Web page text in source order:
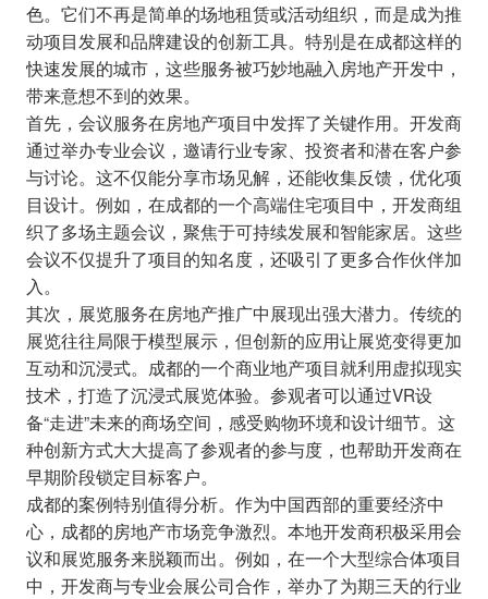
色。它们不再是简单的场地租赁或活动组织，而是成为推
动项目发展和品牌建设的创新工具。特别是在成都这样的
快速发展的城市，这些服务被巧妙地融入房地产开发中，
带来意想不到的效果。
首先，会议服务在房地产项目中发挥了关键作用。开发商
通过举办专业会议，邀请行业专家、投资者和潜在客户参
与讨论。这不仅能分享市场见解，还能收集反馈，优化项
目设计。例如，在成都的一个高端住宅项目中，开发商组
织了多场主题会议，聚焦于可持续发展和智能家居。这些
会议不仅提升了项目的知名度，还吸引了更多合作伙伴加
入。
其次，展览服务在房地产推广中展现出强大潜力。传统的
展览往往局限于模型展示，但创新的应用让展览变得更加
互动和沉浸式。成都的一个商业地产项目就利用虚拟现实
技术，打造了沉浸式展览体验。参观者可以通过VR设
备“走进”未来的商场空间，感受购物环境和设计细节。这
种创新方式大大提高了参观者的参与度，也帮助开发商在
早期阶段锁定目标客户。
成都的案例特别值得分析。作为中国西部的重要经济中
心，成都的房地产市场竞争激烈。本地开发商积极采用会
议和展览服务来脱颖而出。例如，在一个大型综合体项目
中，开发商与专业会展公司合作，举办了为期三天的行业